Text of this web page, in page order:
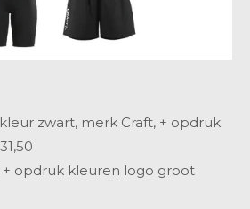
zwart, merk Craft, + opdruk
31,50
+ opdruk kleuren logo groot